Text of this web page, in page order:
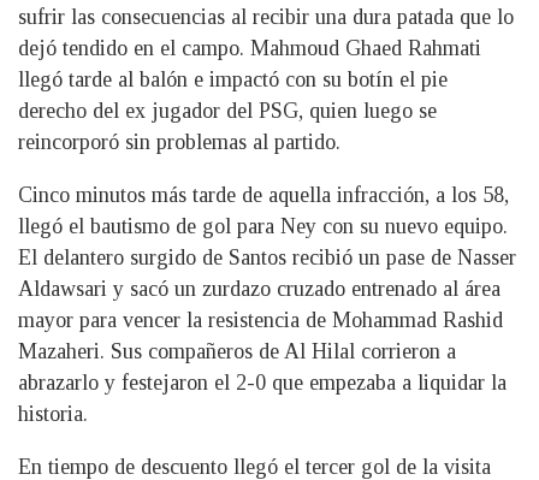
sufrir las consecuencias al recibir una dura patada que lo
dejó tendido en el campo. Mahmoud Ghaed Rahmati
llegó tarde al balón e impactó con su botín el pie
derecho del ex jugador del PSG, quien luego se
reincorporó sin problemas al partido.
Cinco minutos más tarde de aquella infracción, a los 58,
llegó el bautismo de gol para Ney con su nuevo equipo.
El delantero surgido de Santos recibió un pase de Nasser
Aldawsari y sacó un zurdazo cruzado entrenado al área
mayor para vencer la resistencia de Mohammad Rashid
Mazaheri. Sus compañeros de Al Hilal corrieron a
abrazarlo y festejaron el 2-0 que empezaba a liquidar la
historia.
En tiempo de descuento llegó el tercer gol de la visita